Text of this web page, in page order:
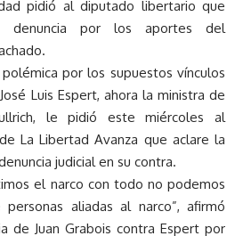
pidió al diputado libertario que
por los aportes del
por los supuestos vínculos
Luis Espert, ahora la ministra de
le pidió este miércoles al
La Libertad Avanza que aclare la
judicial en su contra.
el narco con todo no podemos
aliadas al narco”, afirmó
de Juan Grabois contra Espert por